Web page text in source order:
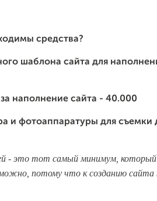
средства?
шаблона сайта для
наполнение сайта - 40.000
и фотоаппаратуры для
- это тот самый минимум,
потому что к созданию сайта